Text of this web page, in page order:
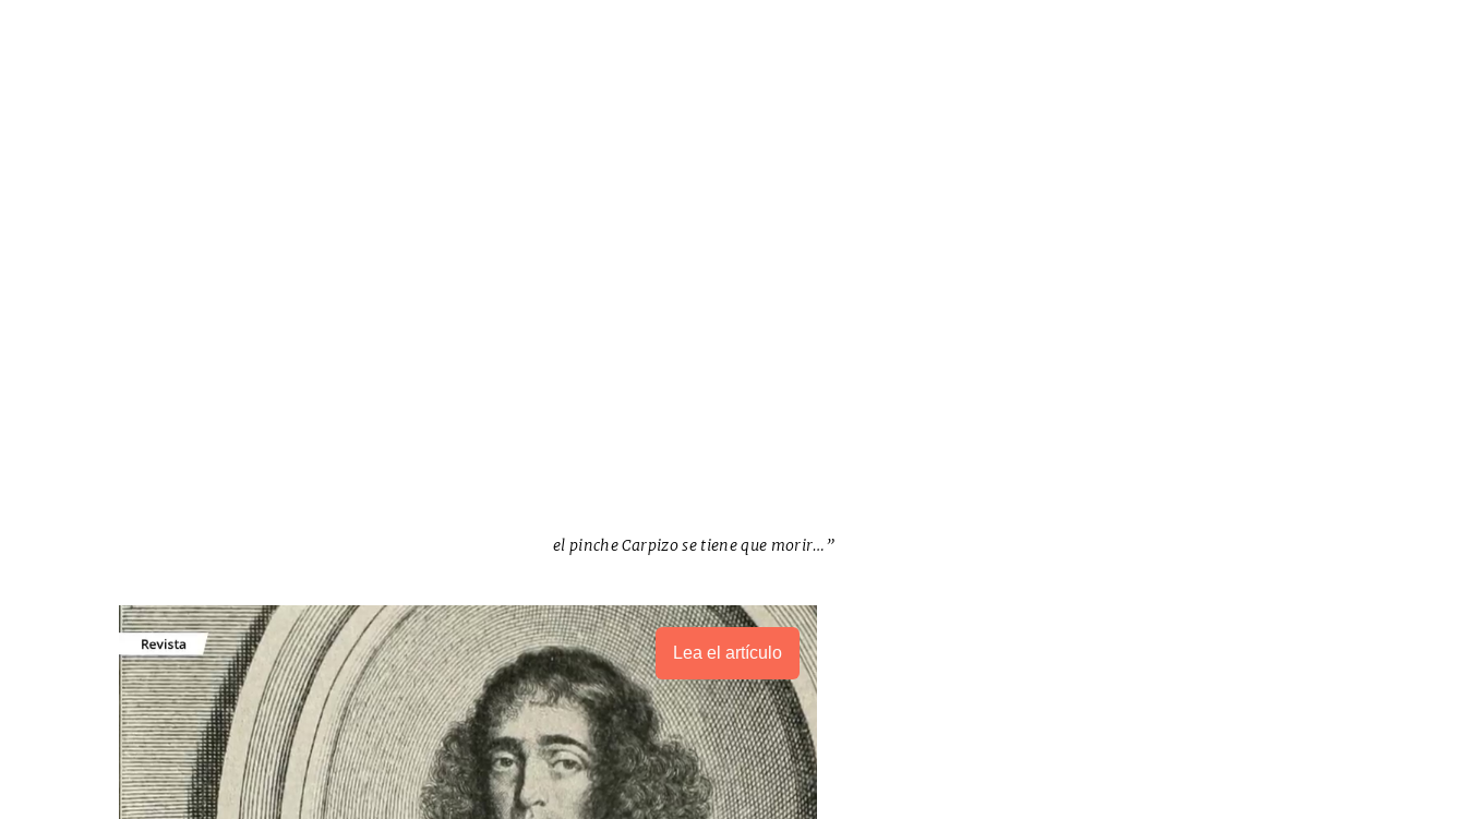
el pinche Carpizo se tiene que morir…”
Lea el artículo